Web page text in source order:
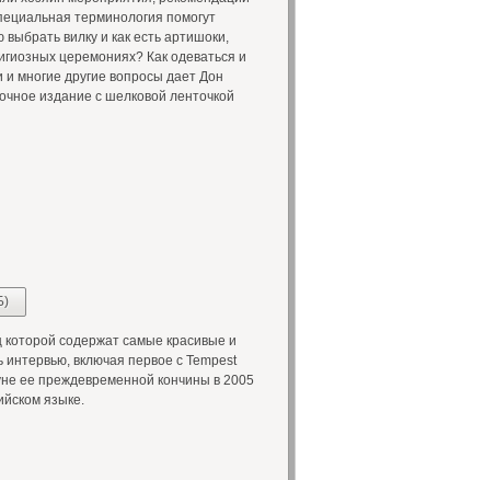
терминология помогут
вилку и как есть артишоки,
церемониях? Как одеваться и
и многие другие вопросы дает Дон
издание с шелковой ленточкой
содержат самые красивые и
включая первое с Tempest
ее преждевременной кончины в 2005
языке.